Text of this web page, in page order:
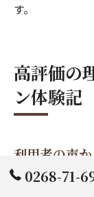
す。
高評価の
ン体験記
利用者の声
峰の原高原の
0268-71-